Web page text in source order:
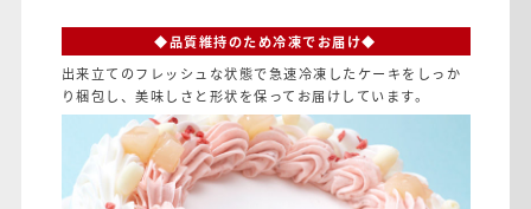
◆品質維持のため冷凍でお届け◆
出来立てのフレッシュな状態で急速冷凍したケーキをしっか
り梱包し、美味しさと形状を保ってお届けしています。